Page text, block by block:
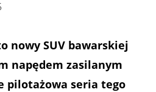
nowy SUV bawarskiej
napędem zasilanym
pilotażowa seria tego